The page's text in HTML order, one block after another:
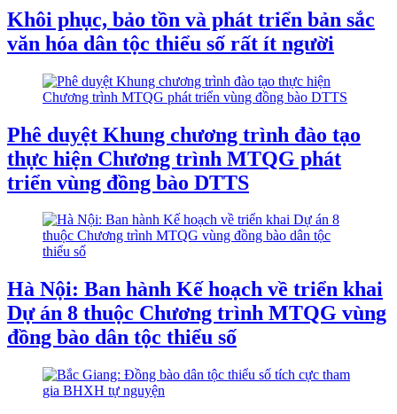
Khôi phục, bảo tồn và phát triển bản sắc
văn hóa dân tộc thiểu số rất ít người
Phê duyệt Khung chương trình đào tạo
thực hiện Chương trình MTQG phát
triển vùng đồng bào DTTS
Hà Nội: Ban hành Kế hoạch về triển khai
Dự án 8 thuộc Chương trình MTQG vùng
đồng bào dân tộc thiểu số